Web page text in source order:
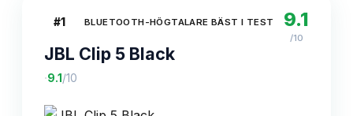
#1 BLUETOOTH-HÖGTALARE BÄST I TEST
JBL Clip 5 Black
·9.1 /10
9.1
/10